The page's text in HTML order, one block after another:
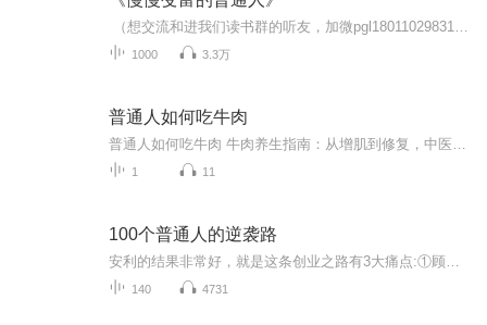
1000 3.3万
普通人如何吃牛肉
1 11
100个普通人的逆袭路
140 4731